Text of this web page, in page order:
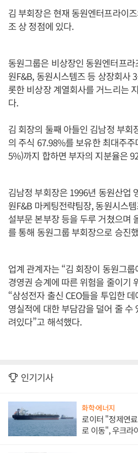
김 부회장은 현재 동원엔터프라이
조 상 정점에 있다.
동원그룹은 비상장인 동원엔터프
원F&B, 동원시스템즈 등 상장회사
롯한 비상장 계열회사를 거느리는
다.
김 회장의 둘째 아들인 김남정 부회
의 주식 67.98%를 보유한 최대주
5%)까지 합하면 부자의 지분율은
김남정 부회장은 1996년 동원산업
원F&B 마케팅전략팀장, 동원시스
설부문 본부장 등을 두루 거쳤으며
를 통해 동원그룹 부회장으로 승진
업계 관계자는 “김 회장이 동원그
경영권 승계에 따른 위험을 줄이기
“삼성전자 출신 CEO들을 투입한
영실적에 대한 부담감을 덜어 줄 수
려있다”고 해석했다.
인기기사
화학·에너지
로이터 "정제연
로 이동", 우크라